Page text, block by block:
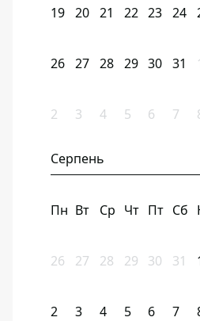
19 20 21 22 23 24
26 27 28 29 30 31
2 3 4 5 6 7
Серпень
Пн Вт Ср Чт Пт Сб
26 27 28 29 30 31
2 3 4 5 6 7